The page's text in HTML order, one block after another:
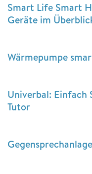
Smart Life Smart
Geräte im
Wärmepumpe
Univerbal: Einfach
Tutor